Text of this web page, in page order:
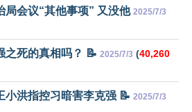
局会议“其他事项” 又没他 2025/7/3
之死的真相吗？ 📝 2025/7/3 (40,260
小洪指控习暗害李克强 📝 2025/7/3